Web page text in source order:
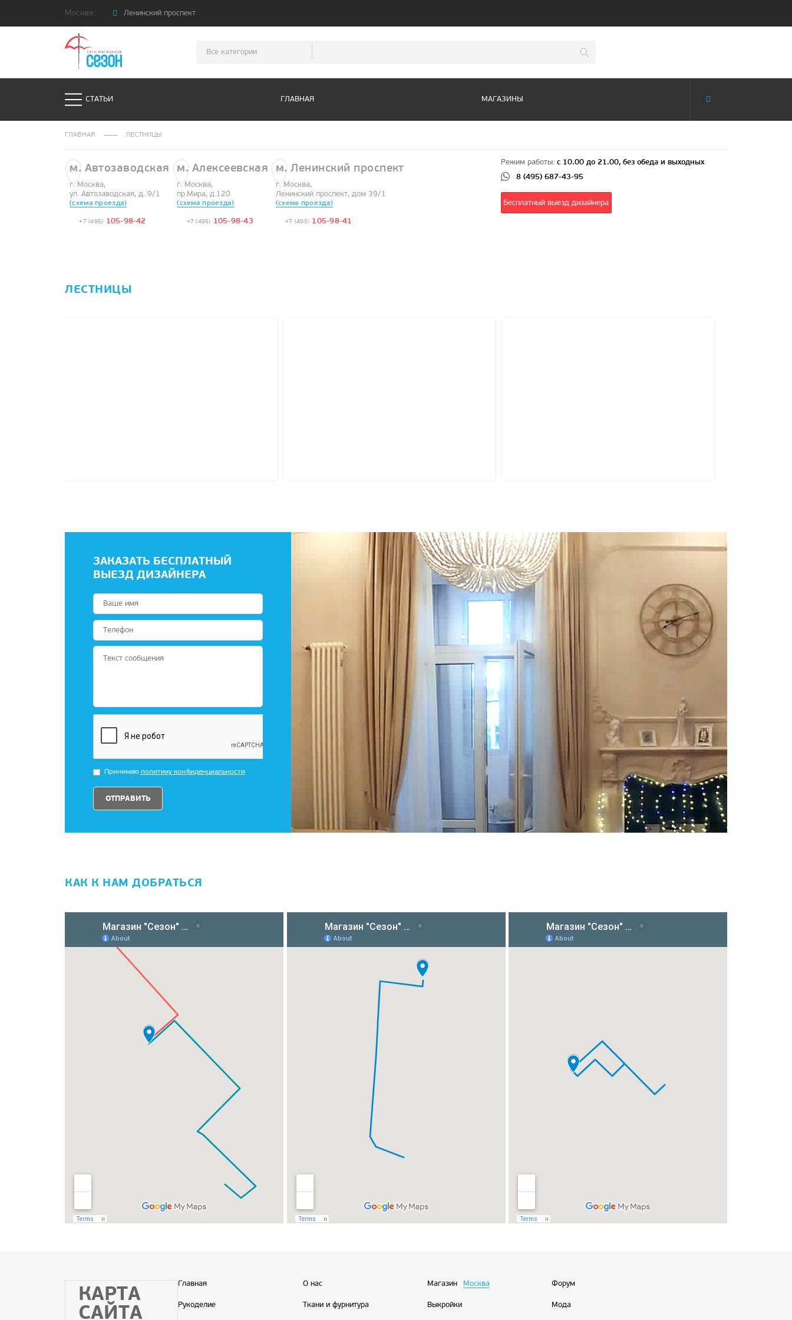
Москва: Ленинский проспект
Посмотреть на карте
Все категории
СТАТЬИ ГЛАВНАЯ
МАГАЗИНЫ
ГЛАВНАЯ ЛЕСТНИЦЫ
м. Автозаводская
г. Москва,
ул. Автозаводская, д. 9/1
(схема проезда)
+7 (495) 105-98-42
м. Алексеевская
г. Москва,
пр.Мира, д.120
(схема проезда)
+7 (495) 105-98-43
м. Ленинский проспект
г. Москва,
Ленинский проспект, дом 39/1
(схема проезда)
+7 (495) 105-98-41
Режим работы:с 10.00 до 21.00, без обеда и выходных
8 (495) 687-43-95
Бесплатный выезд дизайнера
ЛЕСТНИЦЫ
ЗАКАЗАТЬ БЕСПЛАТНЫЙ
ВЫЕЗД ДИЗАЙНЕРА
Принимаю политику конфиденциальности
КАК К НАМ ДОБРАТЬСЯ
КАРТА
САЙТА
Главная О нас Магазин Москва Форум
Рукоделие Ткани и фурнитура Выкройки Мода